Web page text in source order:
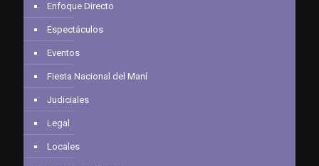
Enfoque Directo
Espectáculos
Eventos
Fiesta Nacional del Maní
Judiciales
Legal
Locales